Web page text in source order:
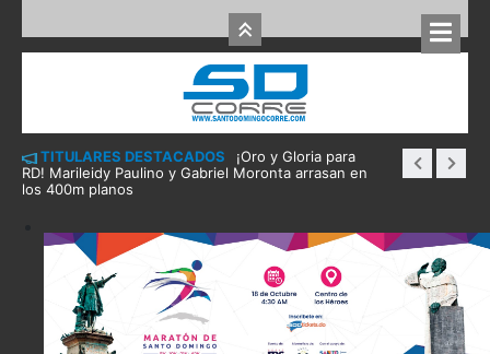
TITULARES DESTACADOS
¡Oro y Gloria para
RD! Marileidy Paulino y Gabriel Moronta arrasan en
los 400m planos